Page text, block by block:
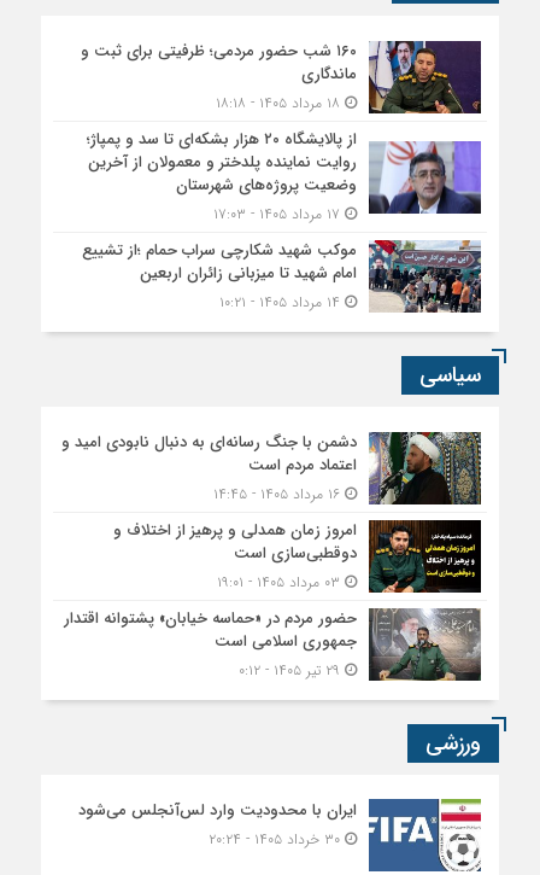
۱۶۰ شب حضور مردمی؛ ظرفیتی برای ثبت و
ماندگاری
از پالایشگاه ۲۰ هزار بشکه‌ای تا سد و پمپاژ؛
روایت نماینده پلدختر و معمولان از آخرین
وضعیت پروژه‌های شهرستان
موکب شهید شکارچی سراب حمام ؛از تشییع
امام شهید تا میزبانی زائران اربعین
سیاسی
دشمن با جنگ رسانه‌ای به دنبال نابودی امید و
اعتماد مردم است
۱۶ مرداد ۱۴۰۵ - ۱۴:۴۵
امروز زمان همدلی و پرهیز از اختلاف و
دوقطبی‌سازی است
حضور مردم در «حماسه خیابان» پشتوانه اقتدار
جمهوری اسلامی است
ورزشی
ایران با محدودیت وارد لس‌آنجلس می‌شود
۳۰ خرداد ۱۴۰۵ - ۲۰:۲۴